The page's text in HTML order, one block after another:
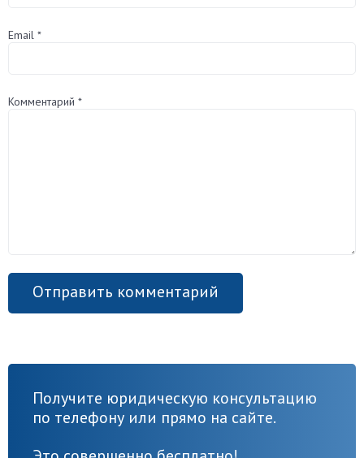
Email *
Комментарий *
Получите юридическую консультацию
по телефону или прямо на сайте.